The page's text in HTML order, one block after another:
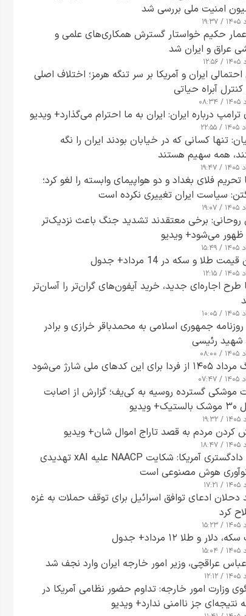
امنیت ملی بررسی شد
حکیم خواستار گسترش همکاری‌های علمی و
عراق و ایران شد
احتمالی ایران و آمریکا بر سر تنگه هرمز؛ اختلاف اصلی
آبراه حیاتی
ترامپ درباره ایران: ایران به ما احترام می‌گذارد+ ویدیو
تنها کسانی که در خیابان بودند ایران را نگه
همه سهیم هستند
تحریم فلای بغداد و دو هواپیمای وابسته را لغو کرد؛
سیاست ایران تغییری نکرده است
برخی معتقدند تشدید جنگ باعث نزدیک‌تر
می‌شود+ ویدیو
طلا و سکه در 14 مرداد+ جدول
طرح اجاره‌ای جدید، خرید آیفون‌های گران‌تر را آسان‌تر
جمهوری اسلامی به محمدباقر خرازی و برادر
شهید رئیسی
برای این کدهای ملی شارژ می‌شود
موشکی گسترده روسیه به کی‌یف؛ گزارش از اصابت
کردن مردم به قصد تاراج اموال شان+ ویدیو
وزارت دادگستری آمریکا: شکایت NAACP علیه xAI تهدیدی
نوآوری هوش مصنوعی است
ادعای توافق اسرائیل برای توقف حملات به غزه
کرد
دلار و طلا ۱۲ مرداد+ جدول
عراقچی، وزیر امور خارجه ایران وارد نجف شد
وزارت امور خارجه: تداوم حضور نظامی آمریکا در
نتیجه‌ای جز ناامنی ندارد+ ویدیو